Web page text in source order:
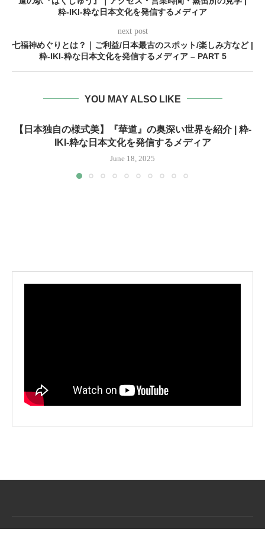
粋-IKI-粋な日本文化を発信するメディア
next post
七福神めぐりとは？｜ご利益/日本最古のスポット/楽しみ方など |
粋-IKI-粋な日本文化を発信するメディア – PART 5
YOU MAY ALSO LIKE
【日本独自の様式美】『華道』の奥深い世界を紹介 | 粋-
IKI-粋な日本文化を発信するメディア
June 18, 2025